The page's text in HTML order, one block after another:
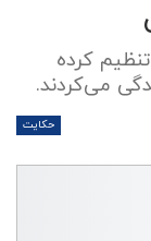
کرده
می‌کردند.
حکایت